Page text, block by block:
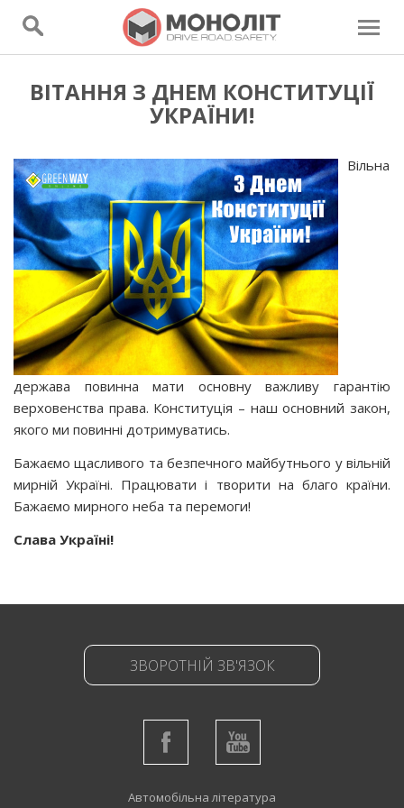
ВІТАННЯ З ДНЕМ КОНСТИТУЦІЇ
УКРАЇНИ!
Вільна
держава повинна мати основну важливу гарантію
верховенства права. Конституція – наш основний закон,
якого ми повинні дотримуватись.
Бажаємо щасливого та безпечного майбутнього у вільній
мирній Україні. Працювати і творити на благо країни.
Бажаємо мирного неба та перемоги!
Слава Україні!
ЗВОРОТНІЙ ЗВ'ЯЗОК
Автомобільна література